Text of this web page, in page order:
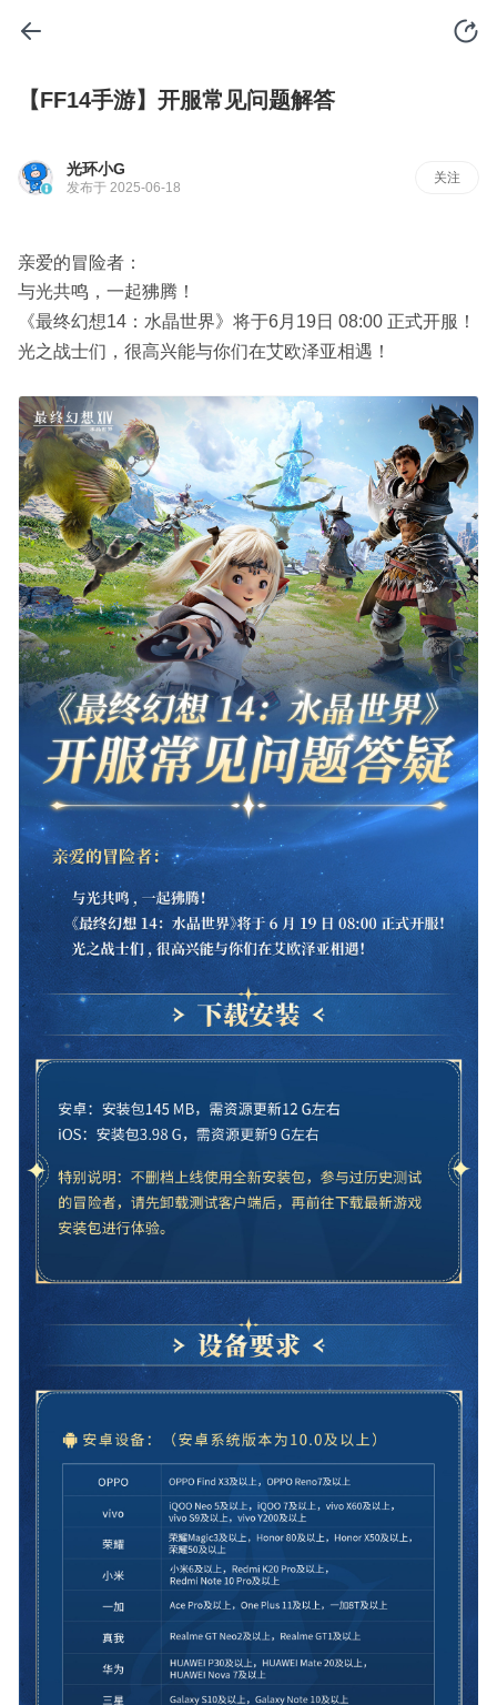
【FF14手游】开服常见问题解答
光环小G
发布于 2025-06-18
关注
亲爱的冒险者：
与光共鸣，一起狒腾！
《最终幻想14：水晶世界》将于6月19日 08:00 正式开服！
光之战士们，很高兴能与你们在艾欧泽亚相遇！